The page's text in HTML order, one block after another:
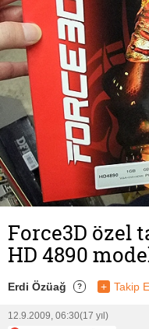
Force3D özel
HD 4890
Erdi Özüağ ? + Takip
12.9.2009, 06:30(17 yıl)